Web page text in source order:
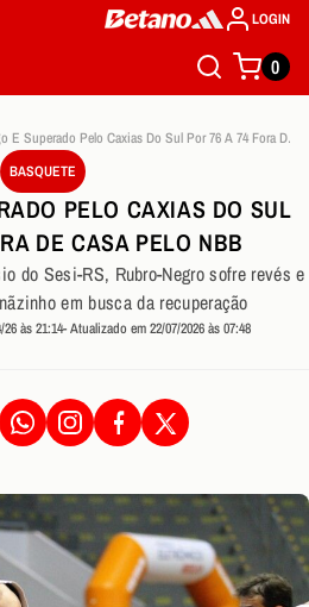
LOGIN
0
Flamengo E Superado Pelo Caxias Do Sul Por 76 A 74 Fora De Casa Pelo Nbb
BASQUETE
PELO CAXIAS DO SUL
DE CASA PELO NBB
do Sesi-RS, Rubro-Negro sofre revés e
em busca da recuperação
26 às 21:14- Atualizado em 22/07/2026 às 07:48